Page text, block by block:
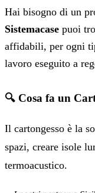
Hai bisogno di un
Sistemacase puoi
affidabili, per ogni
lavoro eseguito a
🔍 Cosa fa un
Il cartongesso è la
spazi, creare isole
termoacustico.